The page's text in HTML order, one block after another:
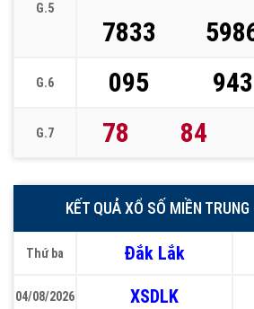
G.5
7833
G.6 095 943
G.7 78 84
KẾT QUẢ XỔ SỐ MIỀN
Thứ ba
04/08/2026
Đắk Lắk
XSDLK